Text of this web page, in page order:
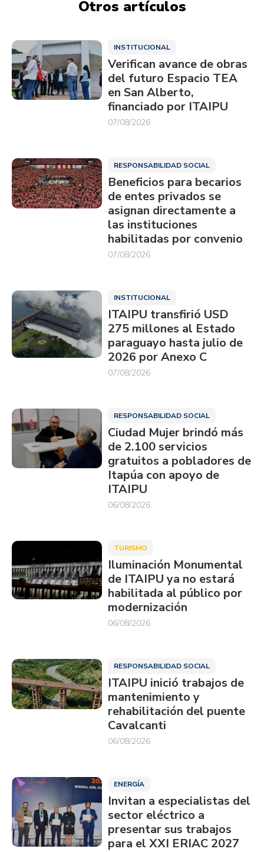
Otros artículos
INSTITUCIONAL
Verifican avance de obras
del futuro Espacio TEA
en San Alberto,
financiado por ITAIPU
07/08/2026
RESPONSABILIDAD SOCIAL
Beneficios para becarios
de entes privados se
asignan directamente a
las instituciones
habilitadas por convenio
07/08/2026
INSTITUCIONAL
ITAIPU transfirió USD
275 millones al Estado
paraguayo hasta julio de
2026 por Anexo C
07/08/2026
RESPONSABILIDAD SOCIAL
Ciudad Mujer brindó más
de 2.100 servicios
gratuitos a pobladores de
Itapúa con apoyo de
ITAIPU
06/08/2026
TURISMO
Iluminación Monumental
de ITAIPU ya no estará
habilitada al público por
modernización
06/08/2026
RESPONSABILIDAD SOCIAL
ITAIPU inició trabajos de
mantenimiento y
rehabilitación del puente
Cavalcanti
06/08/2026
ENERGÍA
Invitan a especialistas del
sector eléctrico a
presentar sus trabajos
para el XXI ERIAC 2027